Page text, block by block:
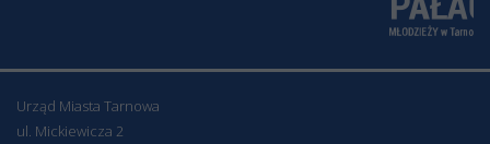
Urząd Miasta Tarnowa
ul. Mickiewicza 2